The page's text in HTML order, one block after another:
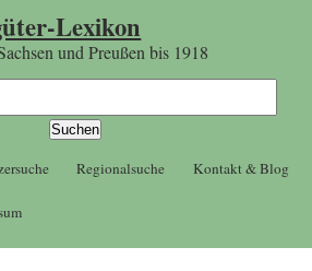
Lexikon
und Preußen bis 1918
Regionalsuche Kontakt & Blog